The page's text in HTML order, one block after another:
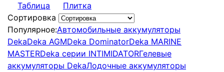
Таблица
Плитка
Сортировка
Популярное:Автомобильные аккумуляторы
DekaDeka AGMDeka DominatorDeka MARINE
MASTERDeka серии INTIMIDATORГелевые
аккумуляторы DekaЛодочные аккумуляторы